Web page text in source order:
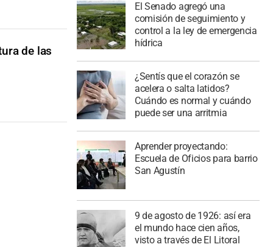
de las
El Senado agregó una
comisión de seguimiento y
control a la ley de emergencia
hídrica
¿Sentís que el corazón se
acelera o salta latidos?
Cuándo es normal y cuándo
puede ser una arritmia
Aprender proyectando:
Escuela de Oficios para barrio
San Agustín
9 de agosto de 1926: así era
el mundo hace cien años,
visto a través de El Litoral